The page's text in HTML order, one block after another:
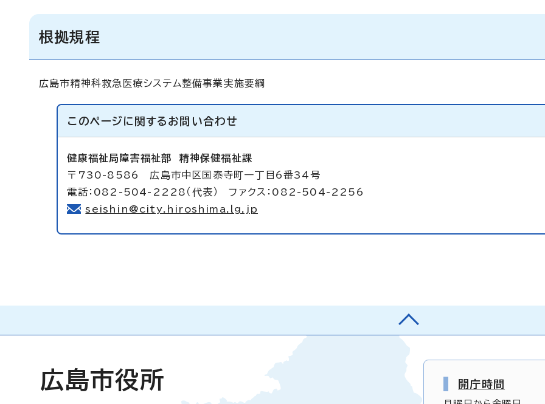
根拠規程
広島市精神科救急医療システム整備事業実施要綱
このページに関する お問い合わせ
健康福祉局障害福祉部 精神保健福祉課
〒730-8586 広島市中区国泰寺町一丁目6番34号
電話：082-504-2228（代表） ファクス：082-504-2256
seishin@city.hiroshima.lg.jp
広島市役所 開庁時間